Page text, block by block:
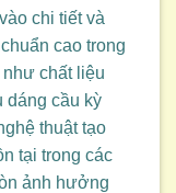
chi tiết và
cao trong
như chất liệu
dáng cầu kỳ
thuật tạo
tại trong các
ảnh hưởng